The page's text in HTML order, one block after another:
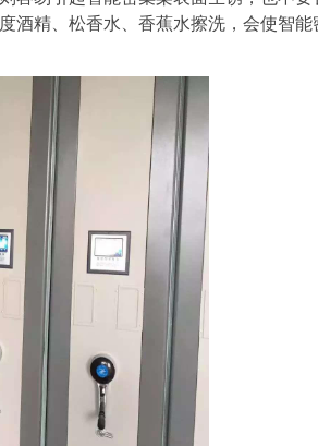
酒精、松香水、香蕉水擦洗，会使智